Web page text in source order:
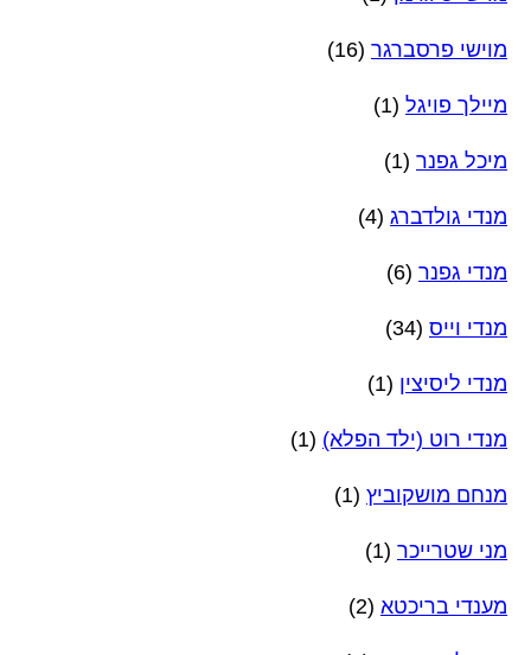
מוישי פרסברגר (16)
מיילך פויגל (1)
מיכל גפנר (1)
מנדי גולדברג (4)
מנדי גפנר (6)
מנדי וייס (34)
מנדי ליסיצין (1)
מנדי רוט (ילד הפלא) (1)
מנחם מושקוביץ (1)
מני שטרייכר (1)
מענדי בריכטא (2)